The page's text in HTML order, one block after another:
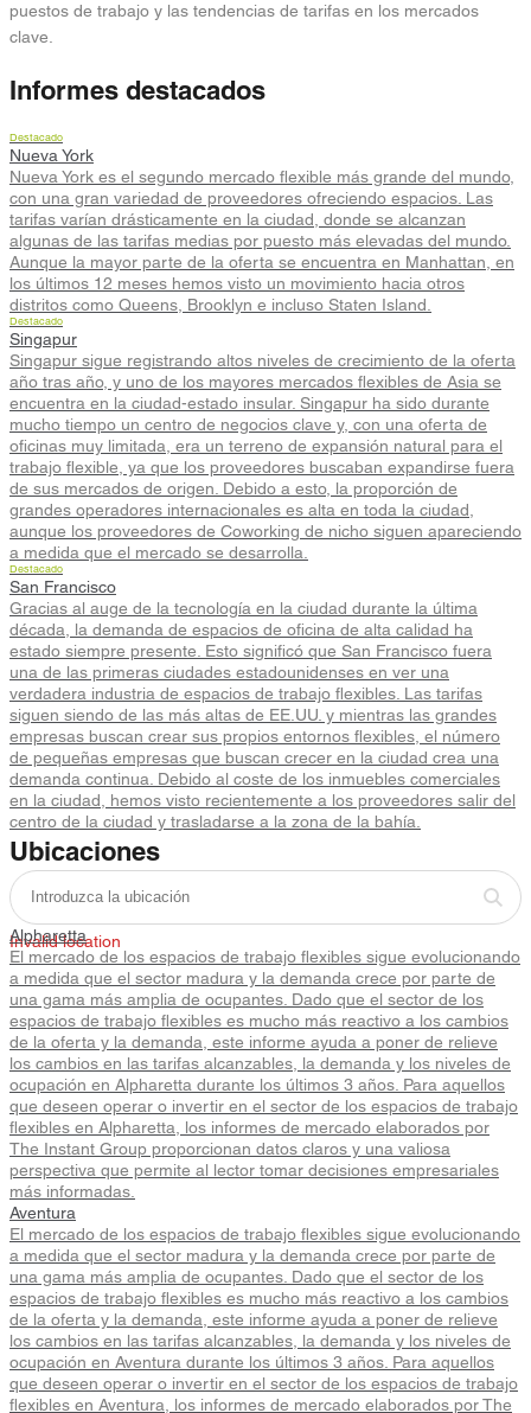
puestos de trabajo y las tendencias de tarifas en los mercados
clave.
Informes destacados
Destacado
Nueva York
Nueva York es el segundo mercado flexible más grande del mundo,
con una gran variedad de proveedores ofreciendo espacios. Las
tarifas varían drásticamente en la ciudad, donde se alcanzan
algunas de las tarifas medias por puesto más elevadas del mundo.
Aunque la mayor parte de la oferta se encuentra en Manhattan, en
los últimos 12 meses hemos visto un movimiento hacia otros
distritos como Queens, Brooklyn e incluso Staten Island.
Destacado
Singapur
Singapur sigue registrando altos niveles de crecimiento de la oferta
año tras año, y uno de los mayores mercados flexibles de Asia se
encuentra en la ciudad-estado insular. Singapur ha sido durante
mucho tiempo un centro de negocios clave y, con una oferta de
oficinas muy limitada, era un terreno de expansión natural para el
trabajo flexible, ya que los proveedores buscaban expandirse fuera
de sus mercados de origen. Debido a esto, la proporción de
grandes operadores internacionales es alta en toda la ciudad,
aunque los proveedores de Coworking de nicho siguen apareciendo
a medida que el mercado se desarrolla.
Destacado
San Francisco
Gracias al auge de la tecnología en la ciudad durante la última
década, la demanda de espacios de oficina de alta calidad ha
estado siempre presente. Esto significó que San Francisco fuera
una de las primeras ciudades estadounidenses en ver una
verdadera industria de espacios de trabajo flexibles. Las tarifas
siguen siendo de las más altas de EE.UU. y mientras las grandes
empresas buscan crear sus propios entornos flexibles, el número
de pequeñas empresas que buscan crecer en la ciudad crea una
demanda continua. Debido al coste de los inmuebles comerciales
en la ciudad, hemos visto recientemente a los proveedores salir del
centro de la ciudad y trasladarse a la zona de la bahía.
Ubicaciones
Invalid location
Alpharetta
El mercado de los espacios de trabajo flexibles sigue evolucionando
a medida que el sector madura y la demanda crece por parte de
una gama más amplia de ocupantes. Dado que el sector de los
espacios de trabajo flexibles es mucho más reactivo a los cambios
de la oferta y la demanda, este informe ayuda a poner de relieve
los cambios en las tarifas alcanzables, la demanda y los niveles de
ocupación en Alpharetta durante los últimos 3 años. Para aquellos
que deseen operar o invertir en el sector de los espacios de trabajo
flexibles en Alpharetta, los informes de mercado elaborados por
The Instant Group proporcionan datos claros y una valiosa
perspectiva que permite al lector tomar decisiones empresariales
más informadas.
Aventura
El mercado de los espacios de trabajo flexibles sigue evolucionando
a medida que el sector madura y la demanda crece por parte de
una gama más amplia de ocupantes. Dado que el sector de los
espacios de trabajo flexibles es mucho más reactivo a los cambios
de la oferta y la demanda, este informe ayuda a poner de relieve
los cambios en las tarifas alcanzables, la demanda y los niveles de
ocupación en Aventura durante los últimos 3 años. Para aquellos
que deseen operar o invertir en el sector de los espacios de trabajo
flexibles en Aventura, los informes de mercado elaborados por The